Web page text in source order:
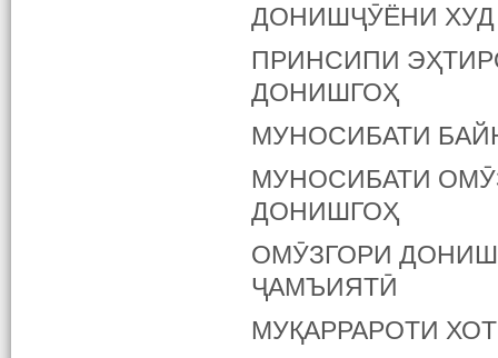
ДОНИШҶӮЁНИ ХУД
ПРИНСИПИ
ДОНИШГОҲ
МУНОСИБАТИ
МУНОСИБАТИ
ДОНИШГОҲ
ОМӮЗГОРИ
ҶАМЪИЯТӢ
МУҚАРРАРОТИ